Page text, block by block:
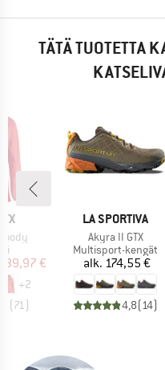
TÄTÄ TUOTETTA
hinta
139,97 €
+2
(71)
MERKKI
LA SPORTIVA
Tuote
Akyra II GTX
Tuoteryhmä
Multisport-kengät
Hinta
alk. 174,55 €
4,8( 14)